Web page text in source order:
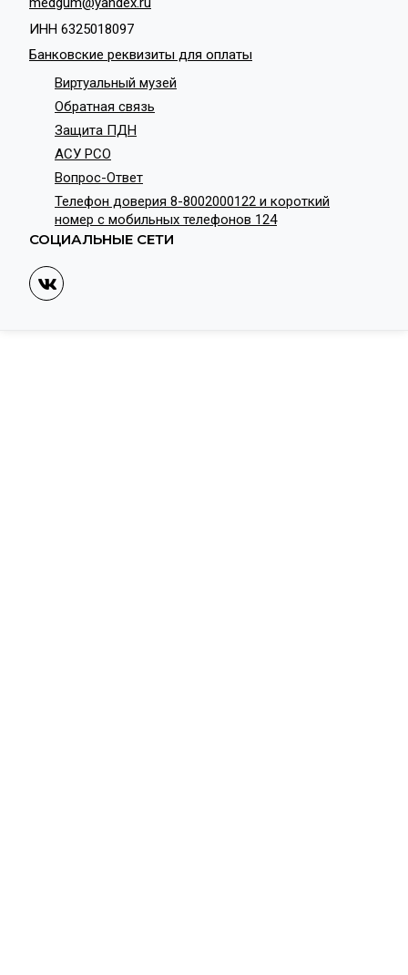
ИНН 6325018097
Банковские реквизиты для оплаты
Виртуальный музей
Обратная связь
Защита ПДН
АСУ РСО
Вопрос-Ответ
Телефон доверия 8-8002000122 и короткий
номер с мобильных телефонов 124
СОЦИАЛЬНЫЕ СЕТИ